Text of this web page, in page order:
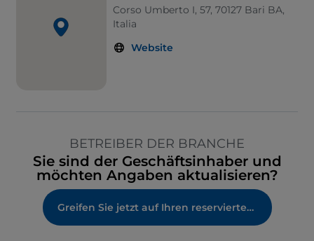
Corso Umberto I, 57, 70127 Bari BA,
Italia
Website
BETREIBER DER BRANCHE
Sie sind der Geschäftsinhaber und
möchten Angaben aktualisieren?
Greifen Sie jetzt auf Ihren reservierten Bereich zu